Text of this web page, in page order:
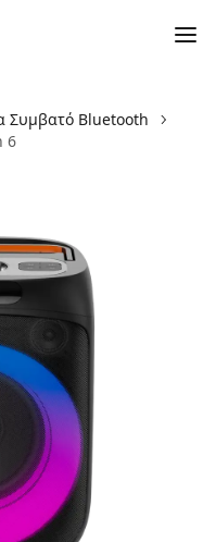
Συμβατό Bluetooth
6